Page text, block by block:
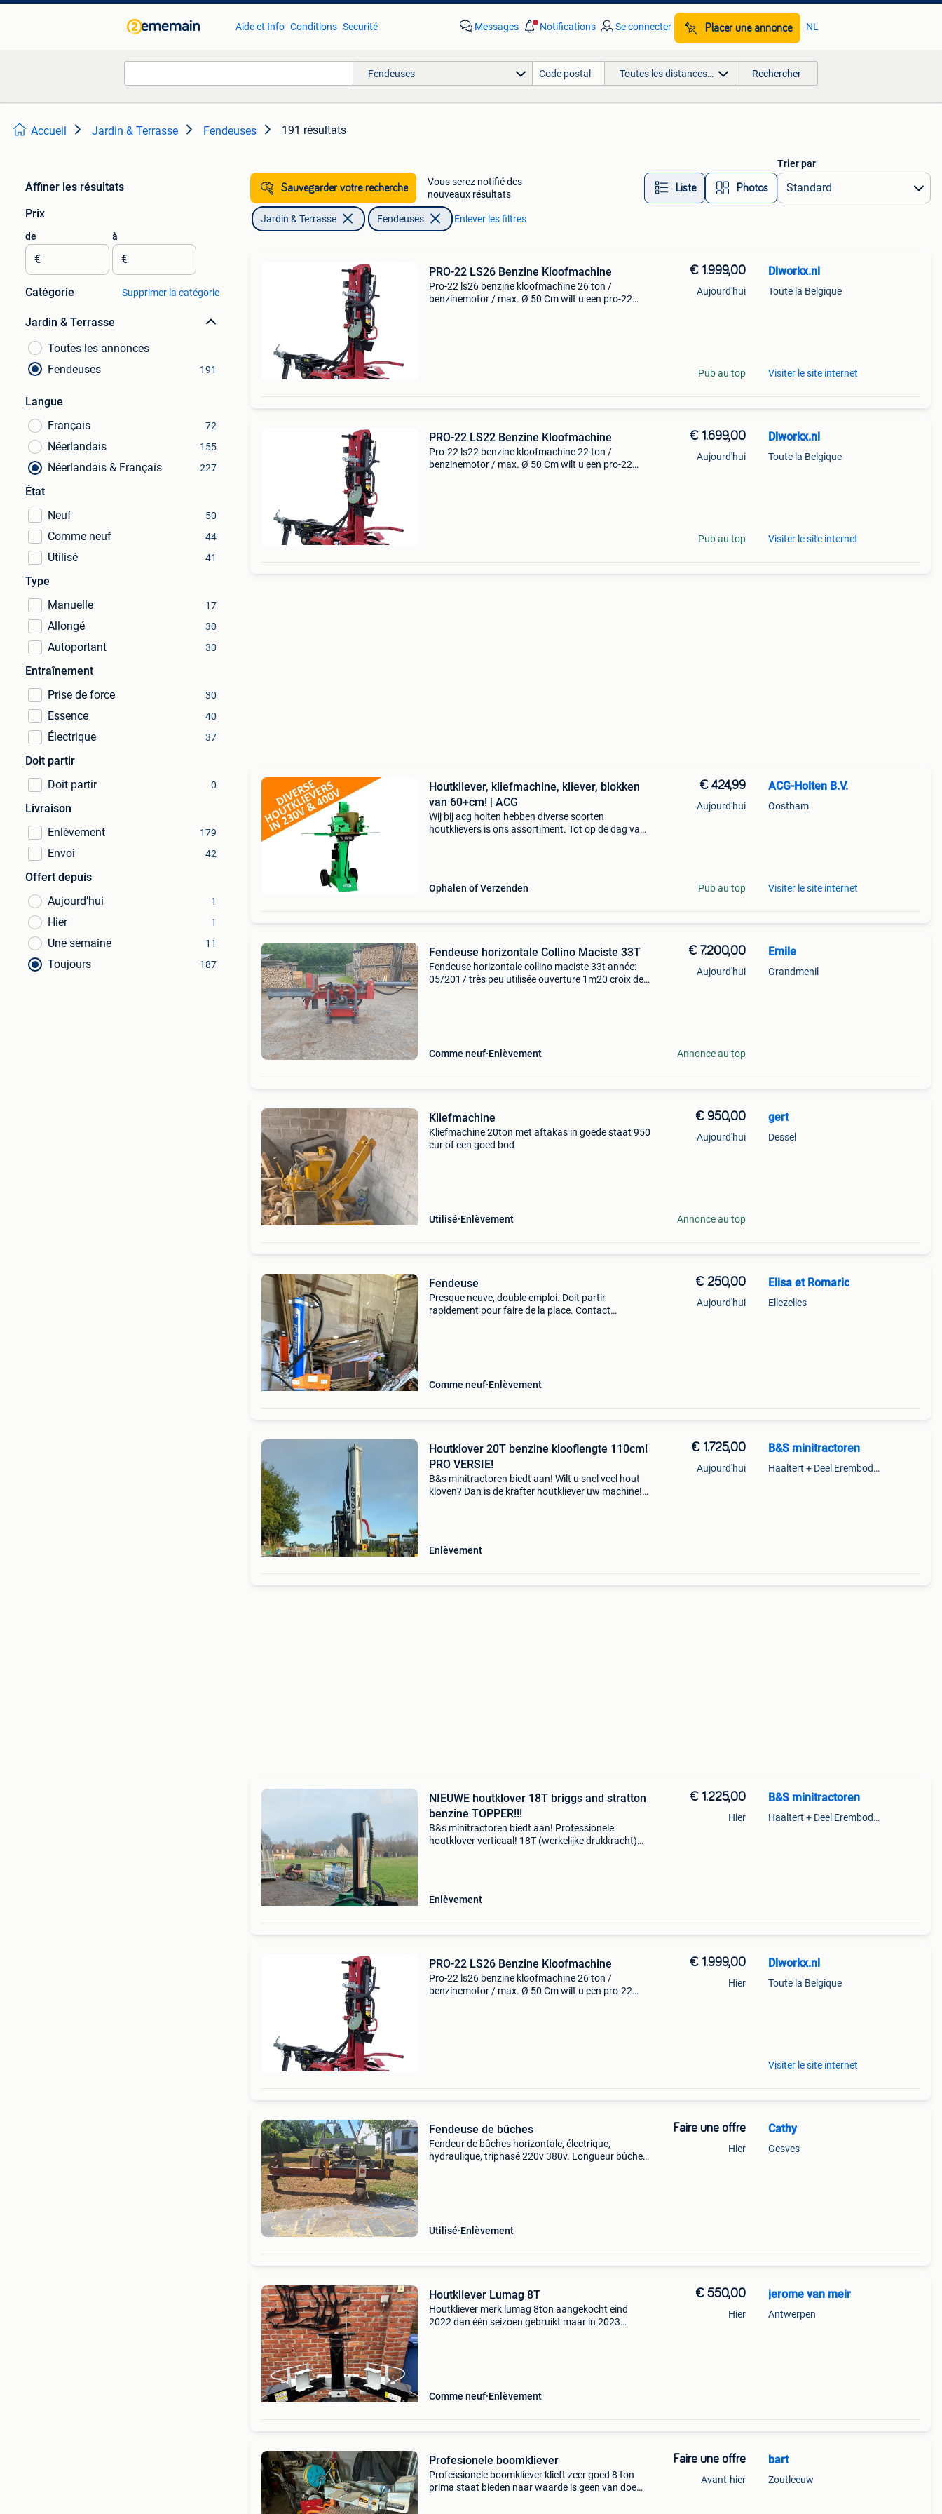
Aide et Info Conditions Securité Messages Notifications Se connecter Placer une annonce NL
Fendeuses Toutes les distances… Rechercher
Accueil Jardin & Terrasse Fendeuses 191 résultats
Affiner les résultats
Prix
de
€
à
€
Catégorie Supprimer la catégorie
Jardin & Terrasse
Toutes les annonces
Fendeuses
191
Langue
Français
72
Néerlandais 155
Néerlandais & Français 227
État
Neuf
50
Comme neuf 44
Utilisé 41
Type
Manuelle
17
Allongé 30
Autoportant 30
Entraînement
Prise de force
30
Essence 40
Électrique 37
Doit partir
Doit partir
0
Livraison
Enlèvement
179
Envoi 42
Offert depuis
Aujourd’hui
1
Hier 1
Une semaine 11
Toujours 187
Sauvegarder votre recherche
Vous serez notifié des
nouveaux résultats
Liste Photos
Trier par
Jardin & Terrasse Fendeuses Enlever les filtres
PRO-22 LS26 Benzine Kloofmachine
Pro-22 ls26 benzine kloofmachine 26 ton /
benzinemotor / max. Ø 50 Cm wilt u een pro-22
€ 1.999,00
Aujourd'hui
Pub au top
Dlworkx.nl
Toute la Belgique
Visiter le site internet
PRO-22 LS22 Benzine Kloofmachine
Pro-22 ls22 benzine kloofmachine 22 ton /
benzinemotor / max. Ø 50 Cm wilt u een pro-22
€ 1.699,00
Aujourd'hui
Pub au top
Dlworkx.nl
Toute la Belgique
Visiter le site internet
Houtkliever, kliefmachine, kliever, blokken
van 60+cm! | ACG
Wij bij acg holten hebben diverse soorten
houtklievers is ons assortiment. Tot op de dag van
Ophalen of Verzenden
€ 424,99
Aujourd'hui
Pub au top
ACG-Holten B.V.
Oostham
Visiter le site internet
Fendeuse horizontale Collino Maciste 33T
Fendeuse horizontale collino maciste 33t année:
05/2017 très peu utilisée ouverture 1m20 croix de
Comme neuf Enlèvement
€ 7.200,00
Aujourd'hui
Annonce au top
Emile
Grandmenil
Kliefmachine
Kliefmachine 20ton met aftakas in goede staat 950
eur of een goed bod
Utilisé Enlèvement
€ 950,00
Aujourd'hui
Annonce au top
gert
Dessel
Fendeuse
Presque neuve, double emploi. Doit partir
rapidement pour faire de la place. Contact
Comme neuf Enlèvement
€ 250,00
Aujourd'hui
Elisa et Romaric
Ellezelles
Houtklover 20T benzine klooflengte 110cm!
PRO VERSIE!
B&s minitractoren biedt aan! Wilt u snel veel hout
kloven? Dan is de krafter houtkliever uw machine!
Enlèvement
€ 1.725,00
Aujourd'hui
B&S minitractoren
Haaltert + Deel Erembodegem
NIEUWE houtklover 18T briggs and stratton
benzine TOPPER!!!
B&s minitractoren biedt aan! Professionele
houtklover verticaal! 18T (werkelijke drukkracht)
Enlèvement
€ 1.225,00
Hier
B&S minitractoren
Haaltert + Deel Erembodegem
PRO-22 LS26 Benzine Kloofmachine
Pro-22 ls26 benzine kloofmachine 26 ton /
benzinemotor / max. Ø 50 Cm wilt u een pro-22
€ 1.999,00
Hier
Dlworkx.nl
Toute la Belgique
Visiter le site internet
Fendeuse de bûches
Fendeur de bûches horizontale, électrique,
hydraulique, triphasé 220v 380v. Longueur bûche
Utilisé Enlèvement
Faire une offre
Hier
Cathy
Gesves
Houtkliever Lumag 8T
Houtkliever merk lumag 8ton aangekocht eind
2022 dan één seizoen gebruikt maar in 2023
Comme neuf Enlèvement
€ 550,00
Hier
jerome van meir
Antwerpen
Profesionele boomkliever
Professionele boomkliever klieft zeer goed 8 ton
prima staat bieden naar waarde is geen van doe
Faire une offre
Avant-hier
bart
Zoutleeuw